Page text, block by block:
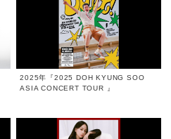
2025年『2025 DOH KYUNG SOO
ASIA CONCERT TOUR
』